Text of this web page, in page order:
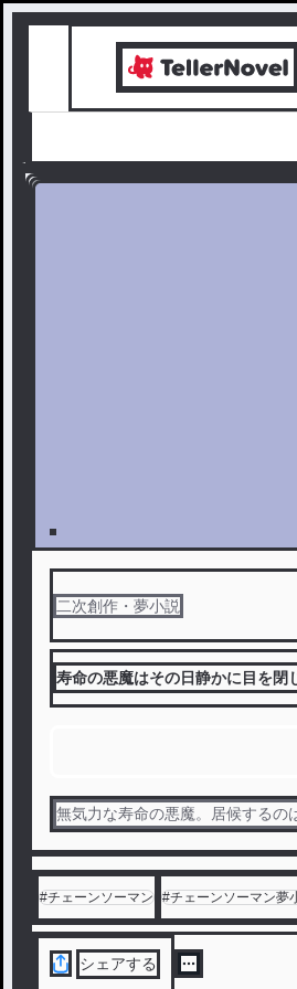
二次創作・夢小説
寿命の悪魔はその日静かに目を閉
無気力な寿命の悪魔。居候するの
#チェーンソーマン #チェーンソーマン夢
シェアする